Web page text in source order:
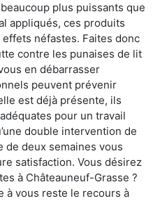
plus puissants que
appliqués, ces produits
néfastes. Faites donc
contre les punaises de lit
en débarrasser
peuvent prévenir
est déjà présente, ils
pour un travail
double intervention de
de deux semaines vous
satisfaction. Vous désirez
à Châteauneuf-Grasse ?
à vous reste le recours à